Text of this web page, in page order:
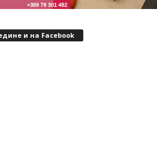
и на Facebook